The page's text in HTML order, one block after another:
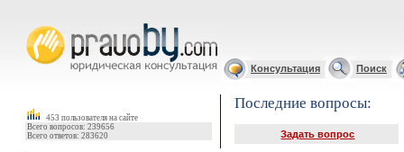
Консультация Поиск
453 пользователя на сайте
Всего вопросов: 239656
Всего ответов: 283620
Последние вопросы:
Задать вопрос